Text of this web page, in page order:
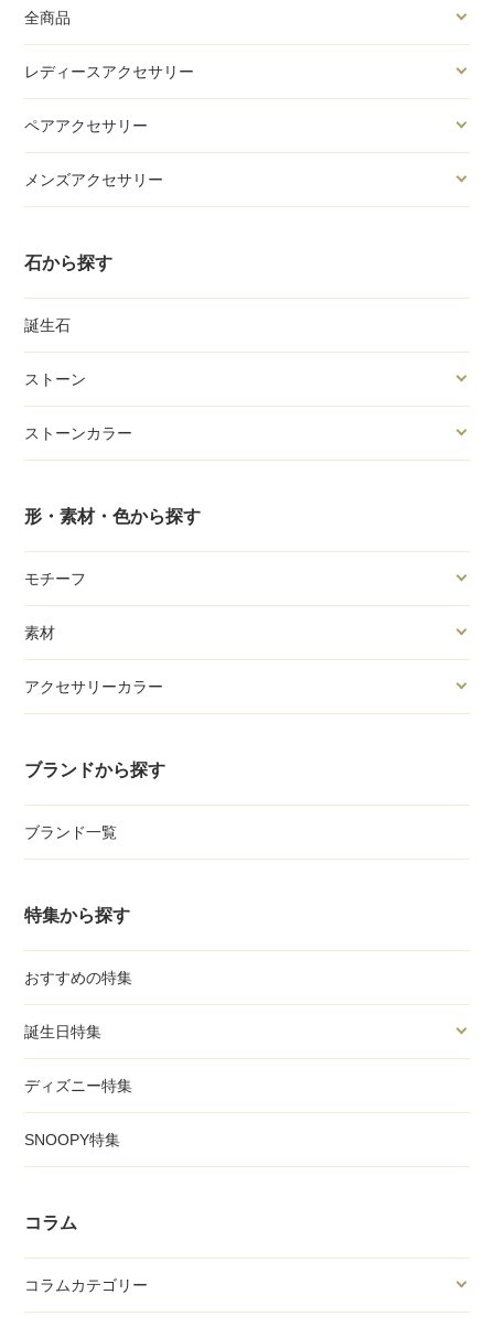
全商品
レディースアクセサリー
ペアアクセサリー
メンズアクセサリー
石から探す
誕生石
ストーン
ストーンカラー
形・素材・色から探す
モチーフ
素材
アクセサリーカラー
ブランドから探す
ブランド一覧
特集から探す
おすすめの特集
誕生日特集
ディズニー特集
SNOOPY特集
コラム
コラムカテゴリー